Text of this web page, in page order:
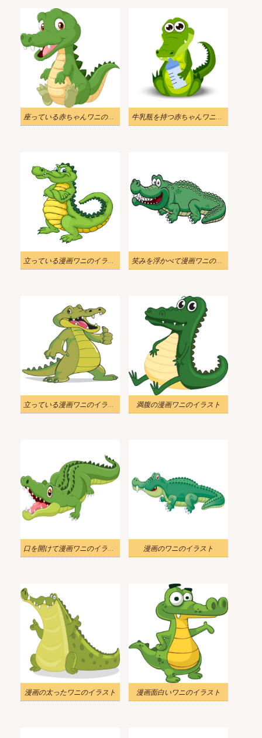
座っている赤ちゃんワニのイラスト 牛乳瓶を持つ赤ちゃんワニのイラスト
立っている漫画ワニのイラスト 笑みを浮かべて漫画ワニのイラスト
立っている漫画ワニのイラスト 2 満腹の漫画ワニのイラスト
口を開けて漫画ワニのイラスト 漫画のワニのイラスト
漫画の太ったワニのイラスト 漫画面白いワニのイラスト